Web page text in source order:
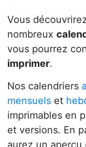
Vous
nombreux
vous pourrez
imprimer.
Nos calendriers
mensuels et
imprimables en
et versions. En
aurez un aperçu